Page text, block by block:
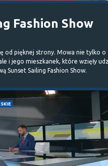
Fashion Show
od pięknej strony. Mowa nie tylko o
i jego mieszkanek, które wzięły
Sunset Sailing Fashion Show.